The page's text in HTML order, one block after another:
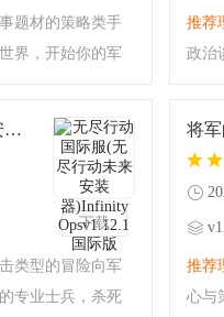
题材的策略类手
界，开始你的军
知的超级英雄人
推荐
政治
的
下载
无尽行动国际服(无尽行动未来安装器)Infinity Opsv1.12.1 国际版
类型的冒险向军
专业士兵，杀死
推荐
心与